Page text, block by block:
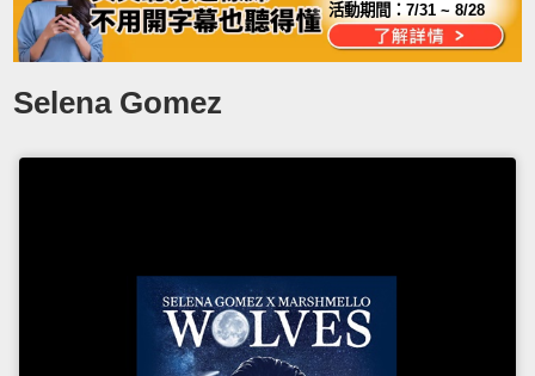
活動期間：7/31 ~ 8/28
Selena Gomez